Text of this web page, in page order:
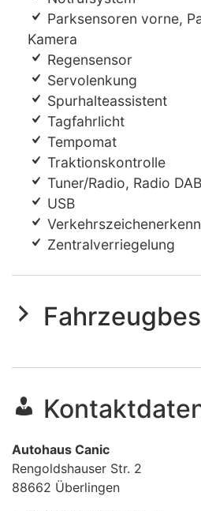
Parksensoren vorne,
Kamera
Regensensor
Servolenkung
Spurhalteassistent
Tagfahrlicht
Tempomat
Traktionskontrolle
Tuner/Radio, Radio DAB
USB
Zentralverriegelung
Autohaus Canic
Rengoldshauser Str. 2
88662 Überlingen